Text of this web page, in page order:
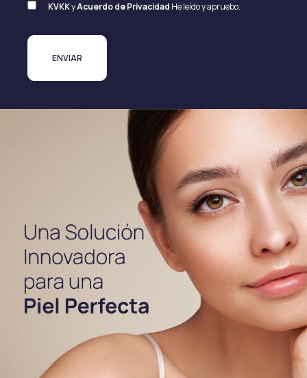
KVKKyAcuerdo de Privacidad He leído y apruebo.